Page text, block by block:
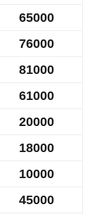
​65000
​76000
​81000
61000
​20000
18000
10000
45000